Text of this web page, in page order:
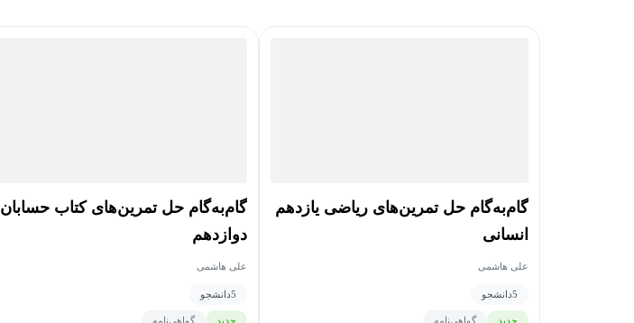
گام‌به‌گام حل تمرین‌های ریاضی یازدهم
انسانی
علی هاشمی
5دانشجو
جدید گواهی‌نامه
گام‌به‌گام حل تمرین‌های کتاب حسابان
دوازدهم
علی هاشمی
5دانشجو
جدید گواهی‌نامه